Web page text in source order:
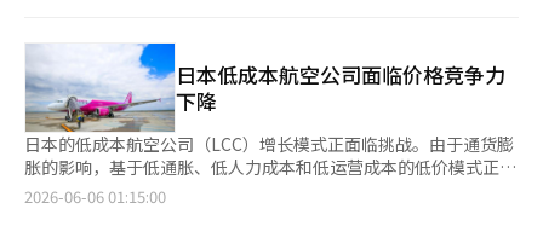
过互联网进行价格比较，在高物价环境下，医疗领域也开始重视性
价比，需求逐渐集中到具有价格竞争力的渠道。”部分人士对脱发
治疗药物和肥胖治疗药物的处方行为存在滥用的担忧。尽管医院的
等待时间较长，但专业医生的咨询大多仅为1到2分钟，未能充分考
虑患者的状况或用药目的，导致“工厂式处方”的现象。肥胖治疗
药物尤其引发较大担忧，因为即使体重正常，许多医院也能轻松开
处方。食品药品安全处建议，仅对体重指数（BMI）30以上的重度
肥胖或BMI27以上且伴有高血压等合并症的成年超重患者进行处
尤其是对于容积率较高、重建项目性受限的小区，改造将成为现实
的替代方案。” 然而，也有观点认为，乌极新的案例难以被视为
改造市场整体复苏的信号。改造虽然利用现有框架，但结构加固、
地下停车场新建、社区设施改善、扩建施工等都使得施工费用负担
不小。普通分配量也比重建有限，因此降低协会成员的分摊费用存
在局限性。 延世大学商学院教授高俊锡指出：“施工费用与重建
没有太大差别，但很多情况下项目性无法实现。”他说：“在相同
销售4950韩元统一价化妆品。商品种类从28种增加到44种，商品
构成比例扩大近60%，以应对低价化妆品的需求。零售业对低价化
妆品的推动趋势预计将持续。越来越多的消费者偏好中低价品牌，
尤其是年轻人将价格视为购买产品的核心标准。根据去年CJ Mezo
Media对14至49岁女性的调查，59%的受访者选择中低价品牌作
为主要使用的化妆品品牌。在购买化妆品时，选择价格作为主要考
虑因素的比例也达到了39%。尤其是年龄越小，越倾向于重视价
格。※ 本报道经人工智能（AI）系统翻译与编辑。
减至现有电动车的一半以下，以降低价格竞争力和充电负担。此
外，KG移动也在开发以“无需充电的电动车”为概念的EREV车
型。 即将进入国内市场的吉利汽车、小米等也在积极参与续航竞
争。吉利汽车集团旗下的银河最近推出了搭载PHEV技术的中型
SUV“M7”，其一次最大续航达到1730公里。该车型在上市半天
内销量突破1万辆。M7被认为是吉客韩国中型SUV“7X”的继任
者。小米也最近宣布计划推出一次续航可达1000公里的大型SUV作
为其首款EREV。 环保汽车的“一次续航=1000公里”被视为替代
下，大创的跑步背心以5000韩元的超高性价比赢得了消费者的青
睐。当跑步背心缺货时，大创网店的补货通知申请人数超过了
13000人。 除了跑步背心，大创的跑步用品也颇受欢迎。大创最近
大幅增强了时尚类产品的推出，尼龙风衣、风挡夹克和尼龙裤等商
品在上架后迅速售罄，出现了连锁缺货现象。功能性服装的价格也
在5000韩元左右，使得初学者跑者（跑林）将其视为必备购物清
单。 大创的挑战也通过客观数据得到了验证。今年1月至5月，大
创的运动服装相关销售增长率达到了260%。 不仅是服装，跑步和
日本低成本航空公司面临价格竞争力
下降
日本的低成本航空公司（LCC）增长模式正面临挑战。由于通货膨
胀的影响，基于低通胀、低人力成本和低运营成本的低价模式正在
失去优势。在燃料费、人力成本和维护费上涨的情况下，全日空
2026-06-06 01:15:00